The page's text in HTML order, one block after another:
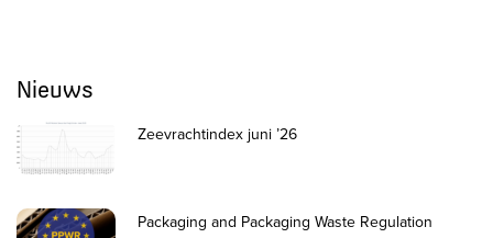
Nieuws
Zeevrachtindex juni ’26
Packaging and Packaging Waste Regulation